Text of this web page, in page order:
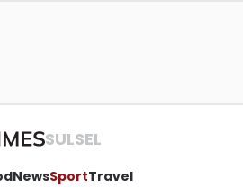
SULSEL
NewsSportTravel